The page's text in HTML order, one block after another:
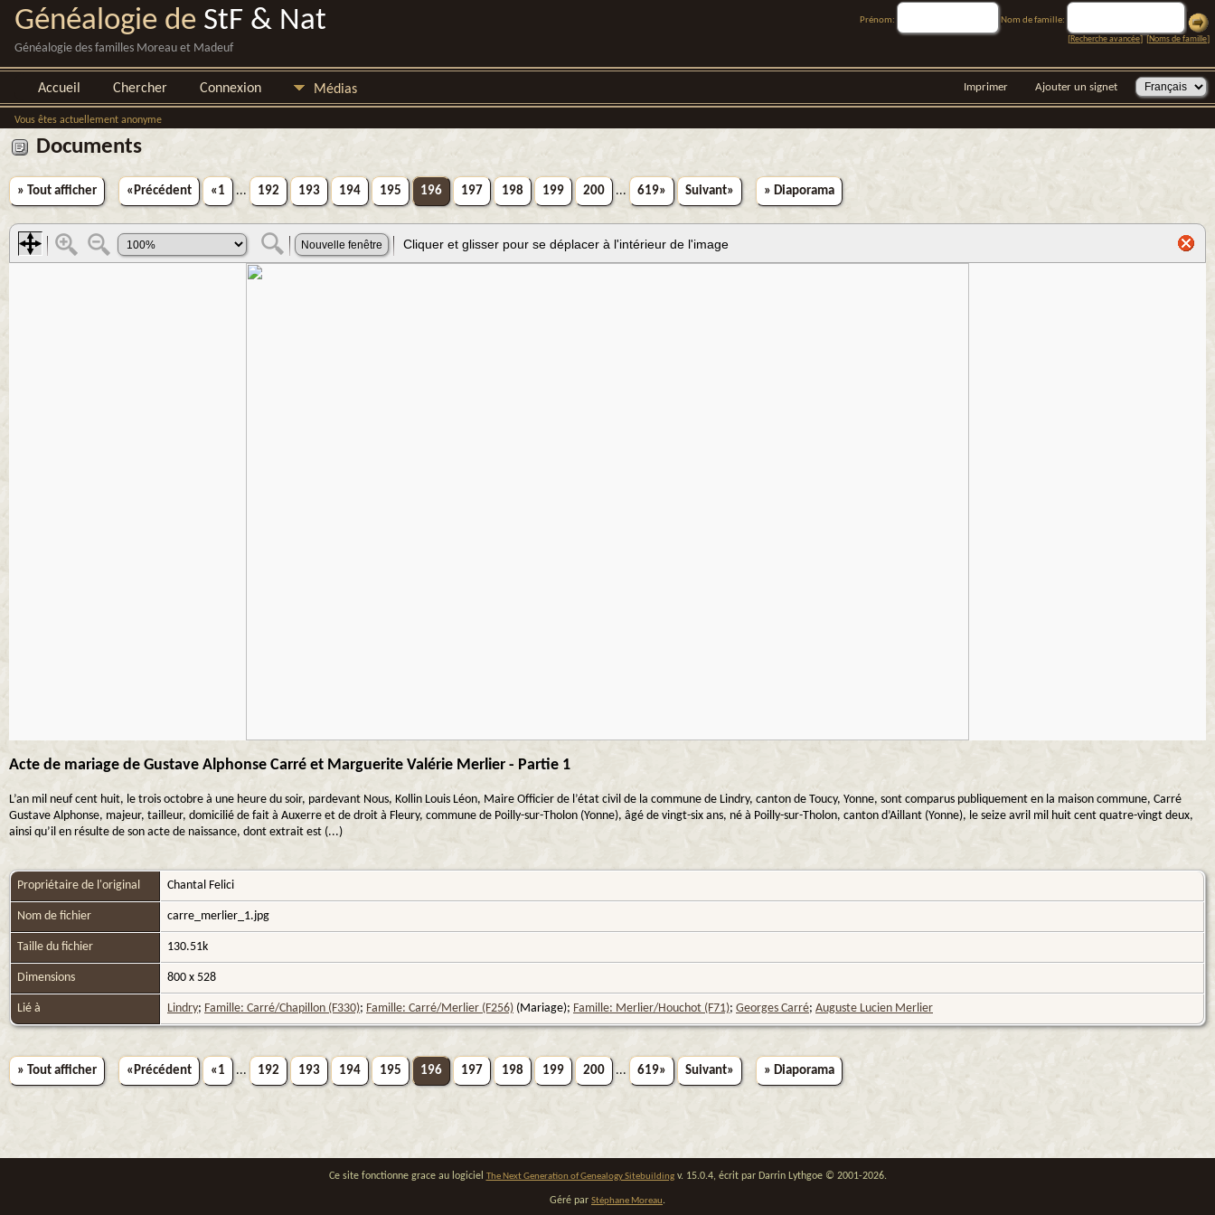
Généalogie de StF & Nat
Généalogie des familles Moreau et Madeuf
Prénom:
Nom de famille:
[Recherche avancée] [Noms de famille]
Accueil Chercher Connexion Médias Imprimer Ajouter un signet
Vous êtes actuellement anonyme
Documents
» Tout afficher «Précédent «1 ... 192 193 194 195 196 197 198 199 200 ... 619» Suivant» » Diaporama
Acte de mariage de Gustave Alphonse Carré et Marguerite Valérie Merlier - Partie 1
L’an mil neuf cent huit, le trois octobre à une heure du soir, pardevant Nous, Kollin Louis Léon, Maire Officier de l’état civil de la commune de Lindry, canton de Toucy, Yonne, sont comparus publiquement en la maison commune, Carré
Gustave Alphonse, majeur, tailleur, domicilié de fait à Auxerre et de droit à Fleury, commune de Poilly-sur-Tholon (Yonne), âgé de vingt-six ans, né à Poilly-sur-Tholon, canton d’Aillant (Yonne), le seize avril mil huit cent quatre-vingt deux,
ainsi qu’il en résulte de son acte de naissance, dont extrait est (...)
Propriétaire de l'original Chantal Felici
Nom de fichier carre_merlier_1.jpg
Taille du fichier 130.51k
Dimensions 800 x 528
Lié à Lindry; Famille: Carré/Chapillon (F330); Famille: Carré/Merlier (F256) (Mariage); Famille: Merlier/Houchot (F71); Georges Carré; Auguste Lucien Merlier
» Tout afficher «Précédent «1 ... 192 193 194 195 196 197 198 199 200 ... 619» Suivant» » Diaporama
Ce site fonctionne grace au logiciel The Next Generation of Genealogy Sitebuildingv. 15.0.4, écrit par Darrin Lythgoe © 2001-2026.
Géré par Stéphane Moreau.